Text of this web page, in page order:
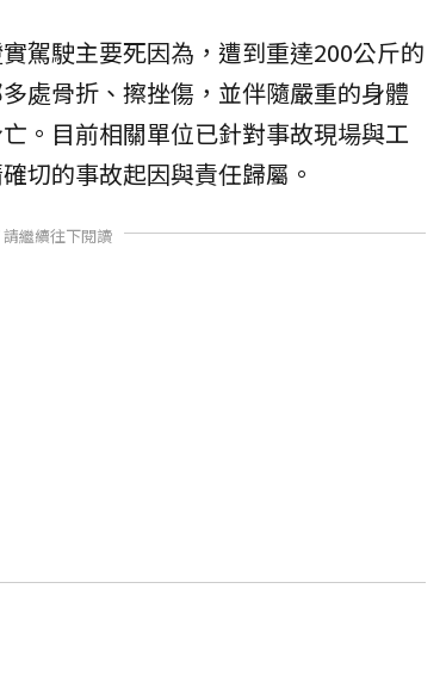
駕駛主要死因為，遭到重達200公斤的
處骨折、擦挫傷，並伴隨嚴重的身體
。目前相關單位已針對事故現場與工
切的事故起因與責任歸屬。
繼續往下閱讀